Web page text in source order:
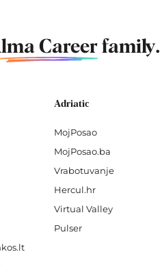
Careerfamily.
Adriatic
MojPosao
MojPosao.ba
Vrabotuvanje
Hercul.hr
Virtual Valley
Pulser